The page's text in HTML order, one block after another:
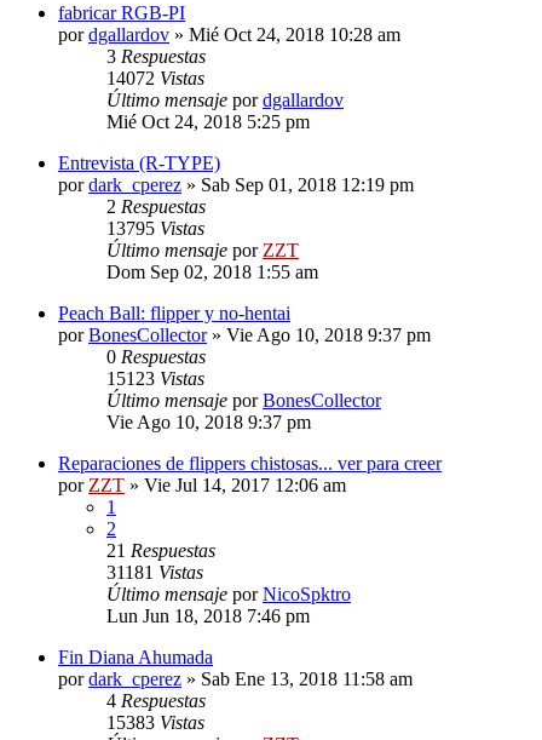
fabricar RGB-PI
pordgallardov » Mié Oct 24, 2018 10:28 am
3 Respuestas
14072 Vistas
Último mensaje pordgallardov
Mié Oct 24, 2018 5:25 pm
Entrevista (R-TYPE)
pordark_cperez » Sab Sep 01, 2018 12:19 pm
2 Respuestas
13795 Vistas
Último mensaje por ZZT
Dom Sep 02, 2018 1:55 am
Peach Ball: flipper y no-hentai
porBonesCollector» Vie Ago 10, 2018 9:37 pm
0 Respuestas
15123 Vistas
Último mensaje porBonesCollector
Vie Ago 10, 2018 9:37 pm
Reparaciones de flippers chistosas... ver para creer
por ZZT » Vie Jul 14, 2017 12:06 am
1
2
21 Respuestas
31181 Vistas
Último mensaje porNicoSpktro
Lun Jun 18, 2018 7:46 pm
Fin Diana Ahumada
pordark_cperez » Sab Ene 13, 2018 11:58 am
4 Respuestas
15383 Vistas